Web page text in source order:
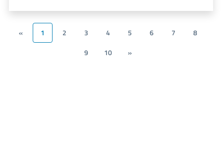
« 1 2 3 4 5 6 7
8
9
10 »